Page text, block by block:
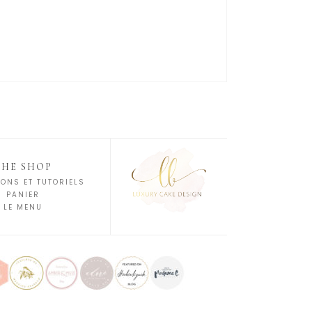
SHOP
ET TUTORIELS
PANIER
LE MENU